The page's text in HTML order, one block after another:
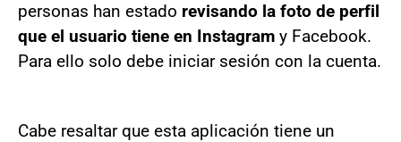
personas han estado revisando la foto de perfil
que el usuario tiene en Instagram y Facebook.
Para ello solo debe iniciar sesión con la cuenta.
Cabe resaltar que esta aplicación tiene un